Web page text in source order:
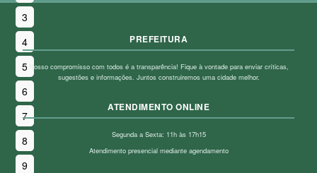
3
4
5
6
7
8
9
PREFEITURA
Nosso compromisso com todos é a transparência! Fique à vontade para enviar críticas,
sugestões e informações. Juntos construiremos uma cidade melhor.
ATENDIMENTO ONLINE
Segunda a Sexta: 11h às 17h15
Atendimento presencial mediante agendamento